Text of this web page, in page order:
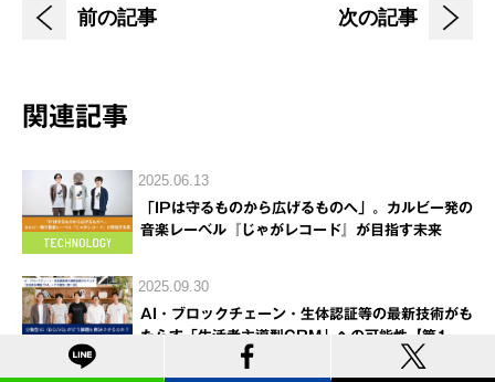
前の記事 次の記事
関連記事
2025.06.13
「IPは守るものから広げるものへ」。カルビー発の
音楽レーベル『じゃがレコード』が目指す未来
2025.09.30
AI・ブロックチェーン・生体認証等の最新技術がも
たらす「生活者主導型CRM」への可能性【第1
回】分散型ID（DID/VD)がどう課題を解決できる